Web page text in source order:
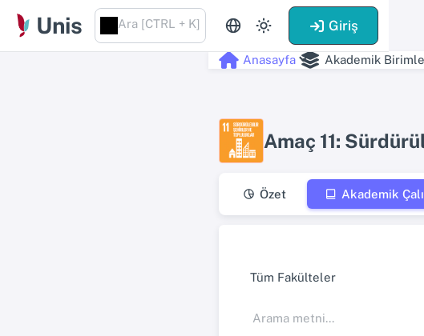
Unis Ara [CTRL + K] Giriş
Anasayfa Akademik
Amaç 11:
Özet Akademik
Tüm Fakülteler